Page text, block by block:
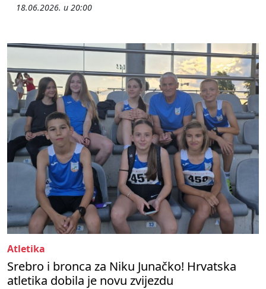
18.06.2026. u 20:00
Atletika
Srebro i bronca za Niku Junačko! Hrvatska
atletika dobila je novu zvijezdu